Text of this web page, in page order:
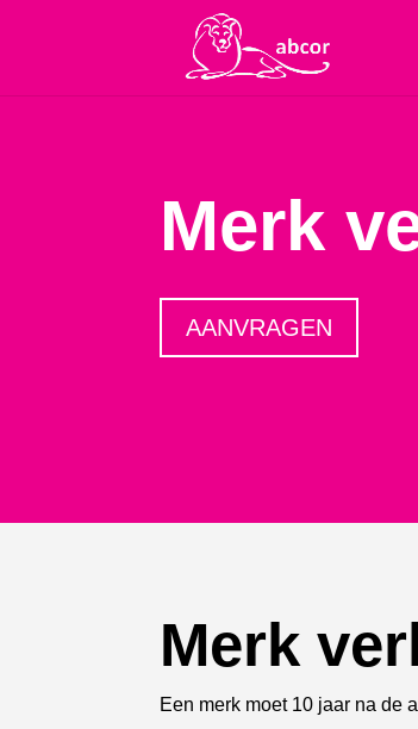
Merk
AANVRAGEN
Merk
Een merk moet 10 jaar na de